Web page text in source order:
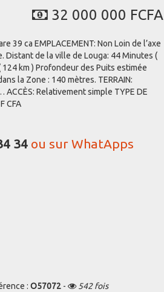
32 000 000 FCFA
39 ca EMPLACEMENT: Non Loin de l’axe
Distant de la ville de Louga: 44 Minutes (
km ) Profondeur des Puits estimée
la Zone : 140 mètres. TERRAIN:
Relativement simple TYPE DE
CFA
34 ou sur WhatApps
: O57072 - 542 fois